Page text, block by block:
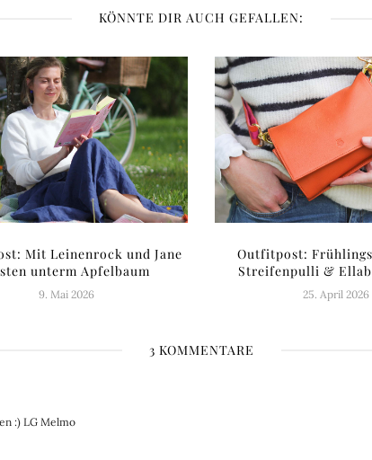
KÖNNTE DIR AUCH GEFALLEN:
Mit Leinenrock und Jane
unterm Apfelbaum
9. Mai 2026
Outfitpost:
Streifenpulli &
25. April 2026
3 KOMMENTARE
:) LG Melmo